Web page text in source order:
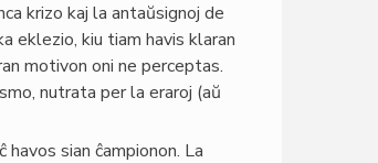
krizo kaj la antaŭsignoj de
eklezio, kiu tiam havis klaran
motivon oni ne perceptas.
nutrata per la eraroj (aŭ
sian ĉampionon. La